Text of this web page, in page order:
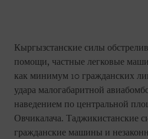
Кыргызстанские силы
помощи, частные легковые
как минимум 10 гражданских
удара малогабаритной
наведением по центральной
Овчикалача. Таджикистанские
гражданские машины и